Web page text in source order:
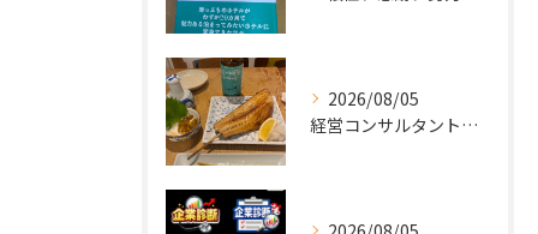
2026/08/05
経営コンサルタントのモーちゃん・毛利京申です。